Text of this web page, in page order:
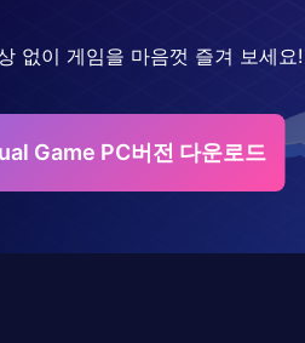
없이 게임을 마음껏 즐겨 보세요!
Game PC버전 다운로드